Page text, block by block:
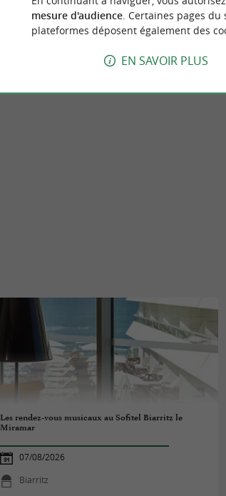
Bayonne
Concerts
Les rendez-vous musicaux au Sofitel Biarritz le
Miramar
07/08/2026
Biarritz
mesure d'audience. Certaines pages du
plateformes déposent également des
EN SAVOIR PLUS